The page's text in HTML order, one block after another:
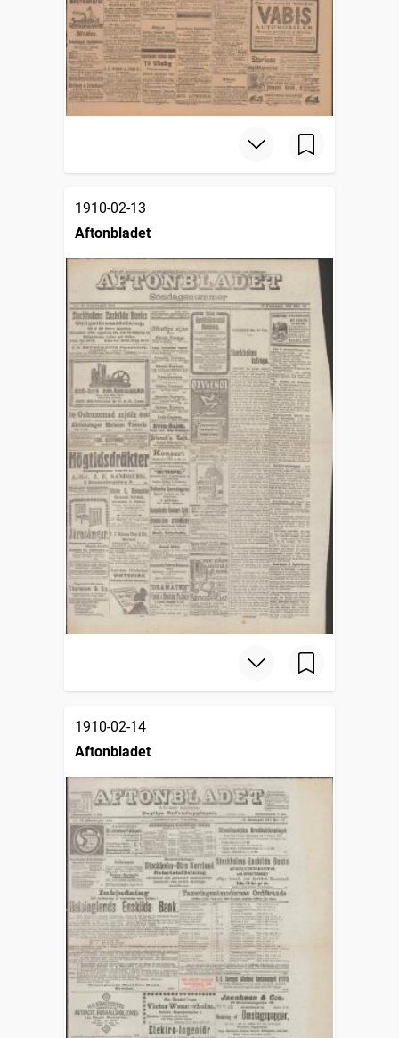
1910-02-13
Aftonbladet
1910-02-14
Aftonbladet